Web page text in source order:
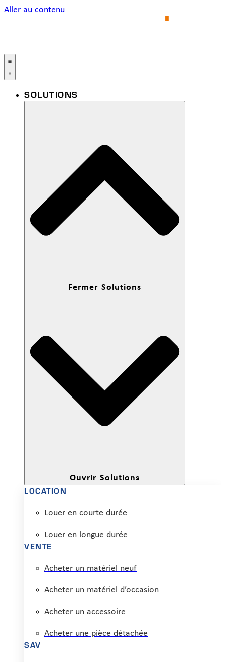
Aller au contenu
SOLUTIONS
Fermer Solutions
Ouvrir Solutions
LOCATION
Louer en courte durée
Louer en longue durée
VENTE
Acheter un matériel neuf
Acheter un matériel d’occasion
Acheter un accessoire
Acheter une pièce détachée
SAV